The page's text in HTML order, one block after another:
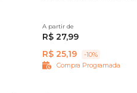
5 kg
A partir de
R$ 27,99
R$ 25,19
-10%
Compra Programada